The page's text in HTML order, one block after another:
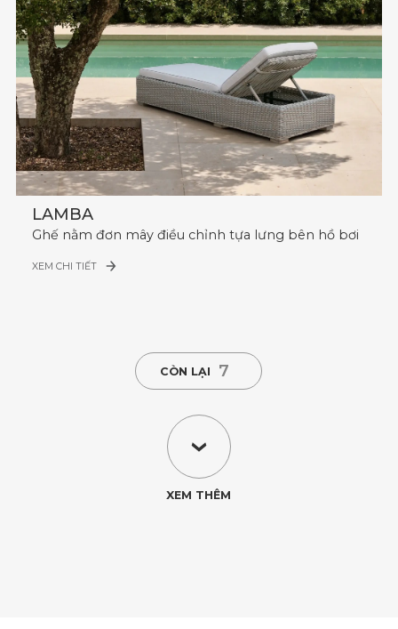
LAMBA
Ghế nằm đơn mây điều chỉnh tựa lưng bên hồ bơi
XEM CHI TIẾT
CÒN LẠI 7
XEM THÊM